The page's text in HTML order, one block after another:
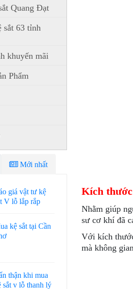
Kích
Nhằm giúp
sư cơ khí đã
Với kích
mà không
Quang Đạt
sắt 63 tỉnh
khuyến mãi
Phẩm
Mới nhất
giá vật tư kệ
V lỗ lắp rắp
kệ sắt tại Cần
thận khi mua
sắt v lỗ thanh lý